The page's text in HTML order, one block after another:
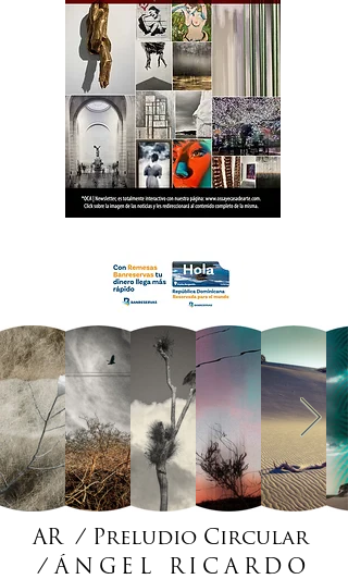
AR / Preludio Circular
/ÁNGEL RICARDO